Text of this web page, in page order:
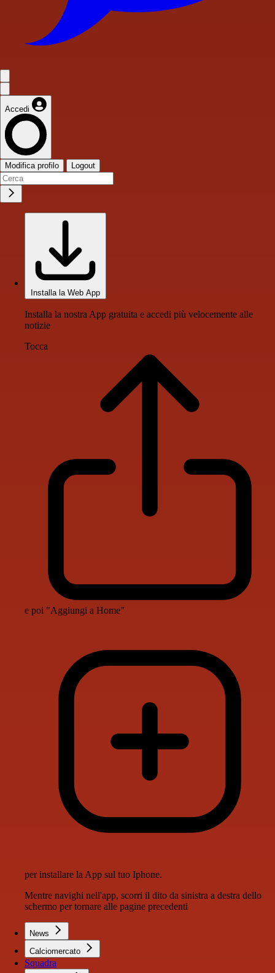
Accedi
Modifica profilo Logout
Installa la Web App
Installa la nostra App gratuita e accedi più velocemente alle
notizie
Tocca
e poi "Aggiungi a Home"
per installare la App sul tuo Iphone.
Mentre navighi nell'app, scorri il dito da sinistra a destra dello
schermo per tornare alle pagine precedenti
News
Calciomercato
Squadra